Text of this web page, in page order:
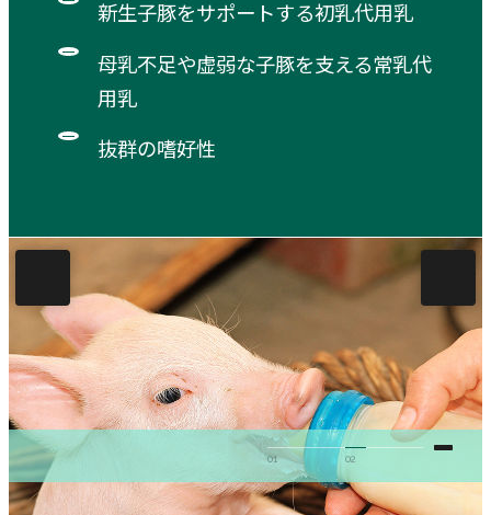
新生子豚をサポートする初乳代用乳
母乳不足や虚弱な子豚を支える常乳代
用乳
抜群の嗜好性
01 02